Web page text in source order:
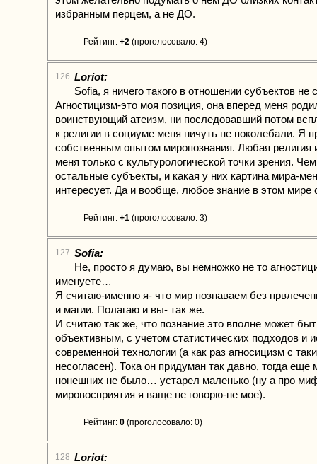
избранным перцем, а не ДО.
Рейтинг: +2 (проголосовало: 4)
126 Loriot:
Sofia, я ничего такого в отношении субъектов не
Агностицизм-это моя позиция, она вперед меня
воинствующий атеизм, ни последовавший потом
к религии в социуме меня ничуть не поколебали. Я
собственным опытом миропознания. Любая религия
меня только с культурологической точки зрения.
остальные субъекты, и какая у них картина мира-
интересует. Да и вообще, любое знание в этом мире
Рейтинг: +1 (проголосовало: 3)
127 Sofia:
Не, просто я думаю, вы немножко не то
именуете…
Я считаю-именно я- что мир познаваем без
и магии. Полагаю и вы- так же.
И считаю так же, что познание это вполне может
объективным, с учетом статистических подходов и
современной технологии (а как раз агносицизм с
несогласен). Тока он придуман так давно, тогда еще
нонешних не было… устарел маленько (ну а про
мировосприятия я ваще не говорю-не мое).
Рейтинг: 0 (проголосовало: 0)
128 Loriot: